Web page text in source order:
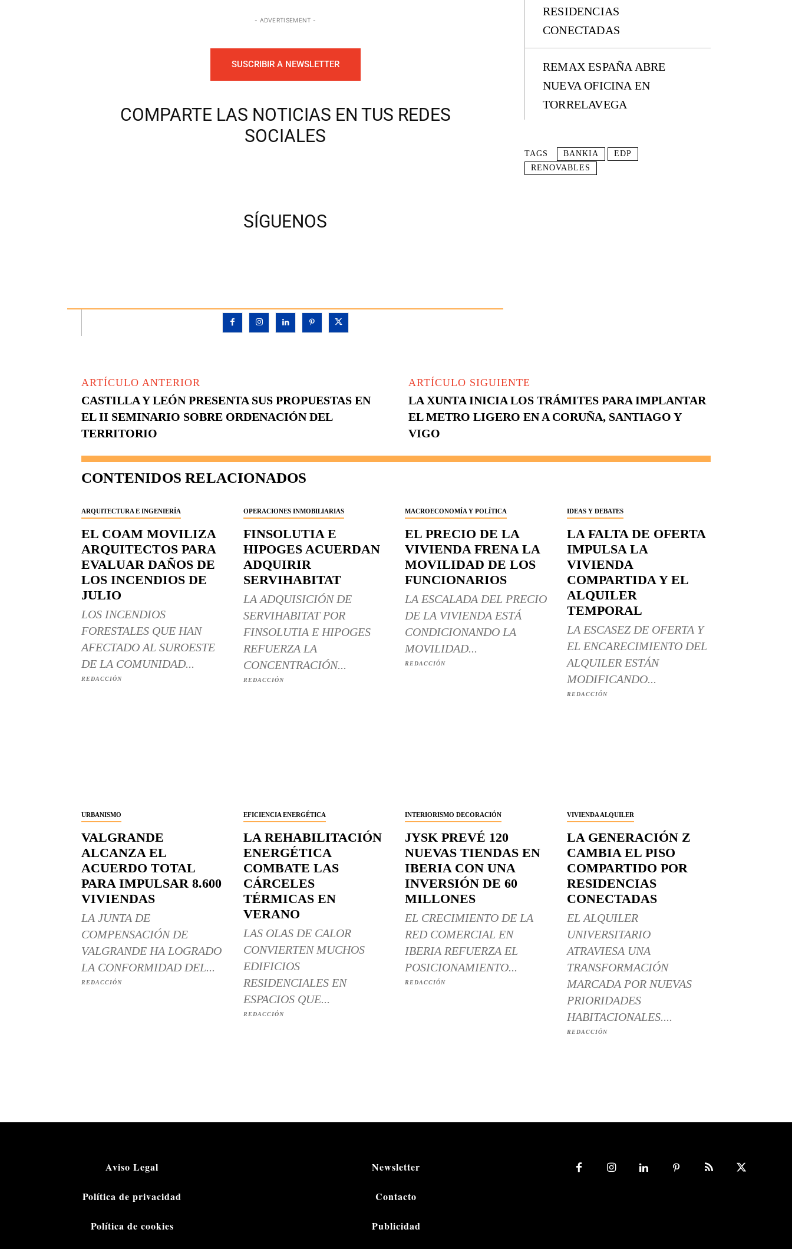
- ADVERTISEMENT -
SUSCRIBIR A NEWSLETTER
COMPARTE LAS NOTICIAS EN TUS REDES
SOCIALES
SÍGUENOS
RESIDENCIAS
CONECTADAS
REMAX ESPAÑA ABRE
NUEVA OFICINA EN
TORRELAVEGA
TAGS BANKIA
EDP
RENOVABLES
ARTÍCULO ANTERIOR
CASTILLA Y LEÓN PRESENTA SUS PROPUESTAS EN
EL II SEMINARIO SOBRE ORDENACIÓN DEL
TERRITORIO
ARTÍCULO SIGUIENTE
LA XUNTA INICIA LOS TRÁMITES PARA IMPLANTAR
EL METRO LIGERO EN A CORUÑA, SANTIAGO Y
VIGO
CONTENIDOS RELACIONADOS
ARQUITECTURA E INGENIERÍA
EL COAM MOVILIZA
ARQUITECTOS PARA
EVALUAR DAÑOS DE
LOS INCENDIOS DE
JULIO
LOS INCENDIOS
FORESTALES QUE HAN
AFECTADO AL SUROESTE
DE LA COMUNIDAD...
REDACCIÓN
OPERACIONES INMOBILIARIAS
FINSOLUTIA E
HIPOGES ACUERDAN
ADQUIRIR
SERVIHABITAT
LA ADQUISICIÓN DE
SERVIHABITAT POR
FINSOLUTIA E HIPOGES
REFUERZA LA
CONCENTRACIÓN...
REDACCIÓN
MACROECONOMÍA Y POLÍTICA
EL PRECIO DE LA
VIVIENDA FRENA LA
MOVILIDAD DE LOS
FUNCIONARIOS
LA ESCALADA DEL PRECIO
DE LA VIVIENDA ESTÁ
CONDICIONANDO LA
MOVILIDAD...
REDACCIÓN
IDEAS Y DEBATES
LA FALTA DE OFERTA
IMPULSA LA
VIVIENDA
COMPARTIDA Y EL
ALQUILER
TEMPORAL
LA ESCASEZ DE OFERTA Y
EL ENCARECIMIENTO DEL
ALQUILER ESTÁN
MODIFICANDO...
REDACCIÓN
URBANISMO
VALGRANDE
ALCANZA EL
ACUERDO TOTAL
PARA IMPULSAR 8.600
VIVIENDAS
LA JUNTA DE
COMPENSACIÓN DE
VALGRANDE HA LOGRADO
LA CONFORMIDAD DEL...
REDACCIÓN
EFICIENCIA ENERGÉTICA
LA REHABILITACIÓN
ENERGÉTICA
COMBATE LAS
CÁRCELES
TÉRMICAS EN
VERANO
LAS OLAS DE CALOR
CONVIERTEN MUCHOS
EDIFICIOS
RESIDENCIALES EN
ESPACIOS QUE...
REDACCIÓN
INTERIORISMO DECORACIÓN
JYSK PREVÉ 120
NUEVAS TIENDAS EN
IBERIA CON UNA
INVERSIÓN DE 60
MILLONES
EL CRECIMIENTO DE LA
RED COMERCIAL EN
IBERIA REFUERZA EL
POSICIONAMIENTO...
REDACCIÓN
VIVIENDA ALQUILER
LA GENERACIÓN Z
CAMBIA EL PISO
COMPARTIDO POR
RESIDENCIAS
CONECTADAS
EL ALQUILER
UNIVERSITARIO
ATRAVIESA UNA
TRANSFORMACIÓN
MARCADA POR NUEVAS
PRIORIDADES
HABITACIONALES....
REDACCIÓN
Aviso Legal
Política de privacidad
Política de cookies
Newsletter
Contacto
Publicidad